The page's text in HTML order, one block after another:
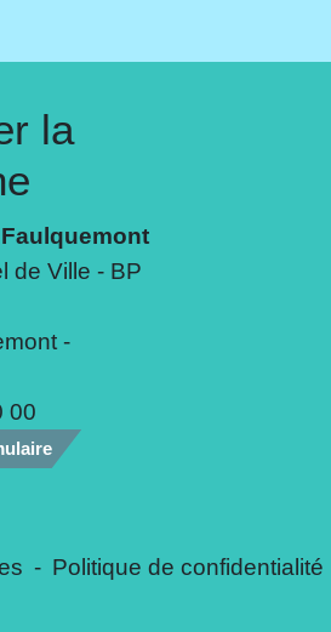
la
de Ville - BP
-
00
- Politique de confidentialité